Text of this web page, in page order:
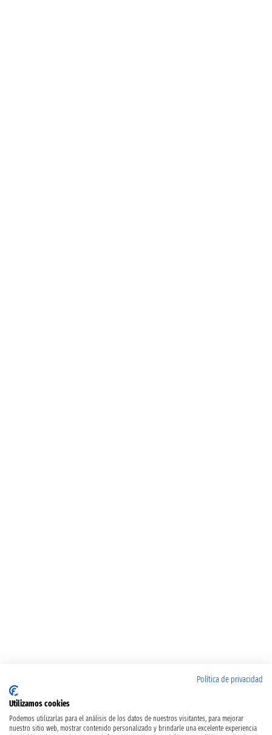
Política de privacidad
Utilizamos cookies
Podemos utilizarlas para el análisis de los datos de nuestros visitantes, para mejorar
nuestro sitio web, mostrar contenido personalizado y brindarle una excelente experiencia